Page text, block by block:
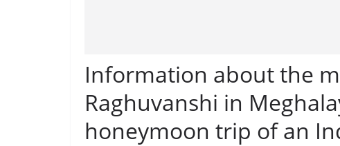
Information about the
Raghuvanshi in
honeymoon trip of an